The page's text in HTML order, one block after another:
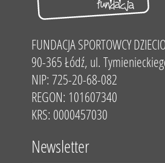
FUNDACJA SPORTOWCY
90-365 Łódź, ul.
NIP: 725-20-68-082
REGON: 101607340
KRS: 0000457030
Newsletter